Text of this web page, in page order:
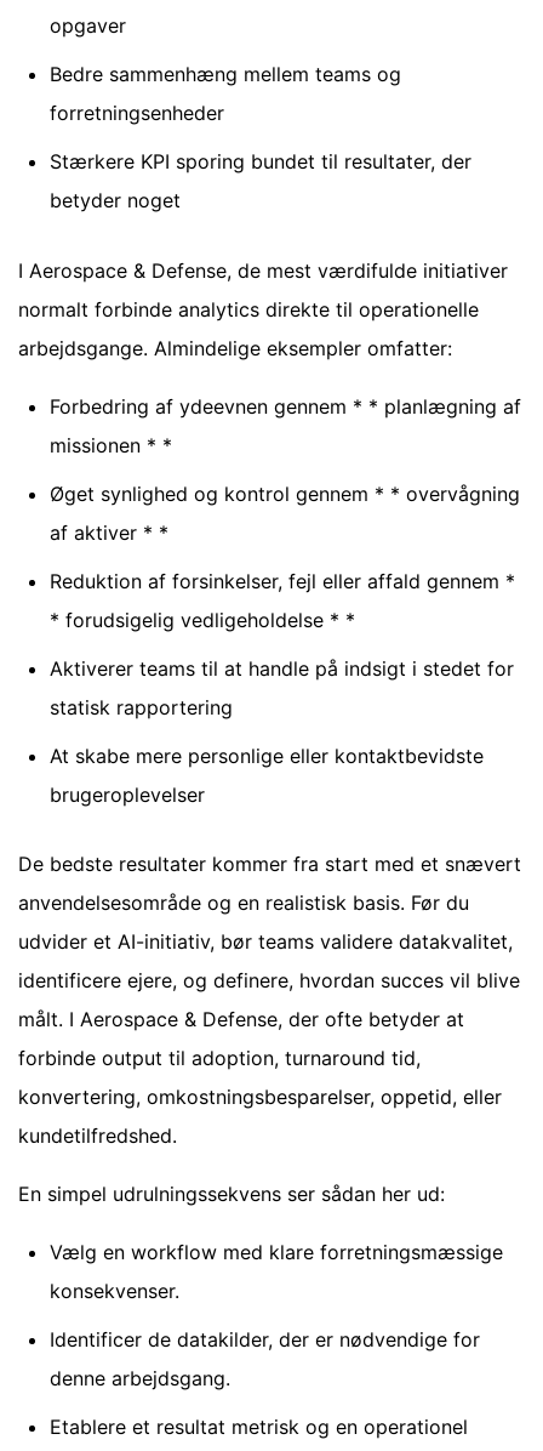
opgaver
Bedre sammenhæng mellem teams og
forretningsenheder
Stærkere KPI sporing bundet til resultater, der
betyder noget
I Aerospace & Defense, de mest værdifulde initiativer
normalt forbinde analytics direkte til operationelle
arbejdsgange. Almindelige eksempler omfatter:
Forbedring af ydeevnen gennem * * planlægning af
missionen * *
Øget synlighed og kontrol gennem * * overvågning
af aktiver * *
Reduktion af forsinkelser, fejl eller affald gennem *
* forudsigelig vedligeholdelse * *
Aktiverer teams til at handle på indsigt i stedet for
statisk rapportering
At skabe mere personlige eller kontaktbevidste
brugeroplevelser
De bedste resultater kommer fra start med et snævert
anvendelsesområde og en realistisk basis. Før du
udvider et AI-initiativ, bør teams validere datakvalitet,
identificere ejere, og definere, hvordan succes vil blive
målt. I Aerospace & Defense, der ofte betyder at
forbinde output til adoption, turnaround tid,
konvertering, omkostningsbesparelser, oppetid, eller
kundetilfredshed.
En simpel udrulningssekvens ser sådan her ud:
Vælg en workflow med klare forretningsmæssige
konsekvenser.
Identificer de datakilder, der er nødvendige for
denne arbejdsgang.
Etablere et resultat metrisk og en operationel